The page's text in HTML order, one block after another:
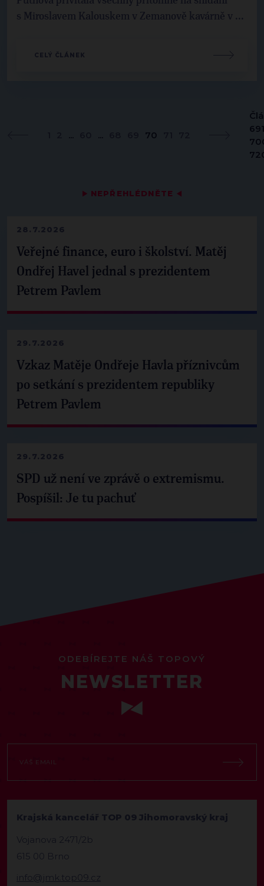
▶ NEPŘEHLÉDNĚTE ◀
28.7.2026
Veřejné finance, euro i školství. Matěj
Ondřej Havel jednal s prezidentem
Petrem Pavlem
29.7.2026
Vzkaz Matěje Ondřeje Havla příznivcům
po setkání s prezidentem republiky
Petrem Pavlem
29.7.2026
SPD už není ve zprávě o extremismu.
Pospíšil: Je tu pachuť
s Miroslavem Kalouskem v Zemanově kavárně v ...
CELÝ ČLÁNEK
... ... 70
ODEBÍREJTE NÁŠ TOPOVÝ
NEWSLETTER
Krajská kancelář TOP 09 Jihomoravský kraj
Vojanova 2471/2b
615 00 Brno
info@jmk.top09.cz